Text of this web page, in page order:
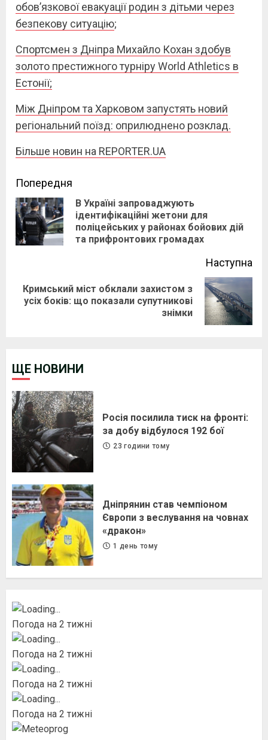
обов’язкової евакуації родин з дітьми через
безпекову ситуацію;
Спортсмен з Дніпра Михайло Кохан здобув
золото престижного турніру World Athletics в
Естонії;
Між Дніпром та Харковом запустять новий
регіональний поїзд: оприлюднено розклад.
Більше новин на REPORTER.UA
Continue
Reading
Попередня
В Україні запроваджують
ідентифікаційні жетони для
поліцейських у районах бойових дій
та прифронтових громадах
Наступна
Next
Кримський міст обклали захистом з
усіх боків: що показали супутникові
знімки
ЩЕ НОВИНИ
Росія посилила тиск на фронті:
за добу відбулося 192 бої
23 години тому
Дніпрянин став чемпіоном
Європи з веслування на човнах
«дракон»
1 день тому
Погода на 2 тижні
Погода на 2 тижні
Погода на 2 тижні
Погода на 2 тижні